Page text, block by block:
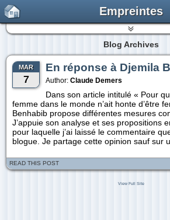
Empreintes
Blog Archives
MAR
7
En réponse à Djemila
Author: Claude Demers
Dans son article intitulé « Pour
femme dans le monde n’ait honte d’être
Benhabib propose différentes mesures
J’appuie son analyse et ses propositions
pour laquelle j’ai laissé le commentaire
blogue. Je partage cette opinion sauf sur
READ THIS POST
View Full Site